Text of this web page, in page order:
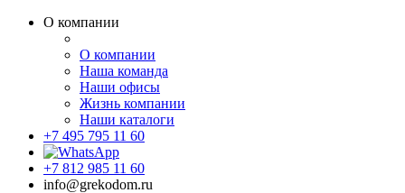
О компании
О компании
Наша команда
Наши офисы
Жизнь компании
Наши каталоги
+7 495 795 11 60
+7 812 985 11 60
info@grekodom.ru